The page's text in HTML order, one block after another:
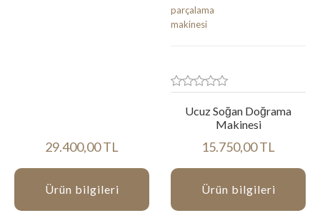
29.400,00 TL
Ürün bilgileri
Ucuz Soğan Doğrama
Makinesi
15.750,00 TL
Ürün bilgileri